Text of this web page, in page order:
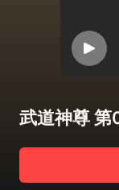
武道神尊